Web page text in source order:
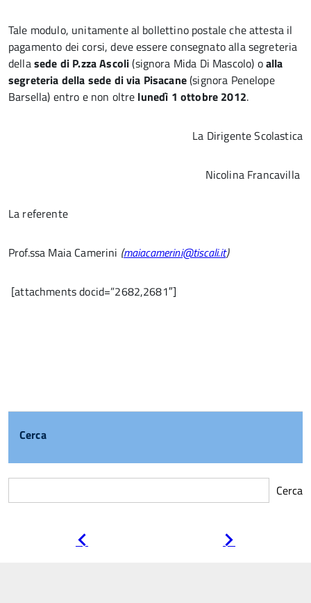
Tale modulo, unitamente al bollettino postale che attesta il
pagamento dei corsi, deve essere consegnato alla segreteria
dellasede di P.zza Ascoli(signora Mida Di Mascolo) oalla
segreteria della sede di via Pisacane(signora Penelope
Barsella) entro e non oltre lunedì 1 ottobre 2012.
La Dirigente Scolastica
Nicolina Francavilla
La referente
Prof.ssa Maia Camerini (maiacamerini@tiscali.it)
[attachments docid=”2682,2681″]
Cerca
Cerca